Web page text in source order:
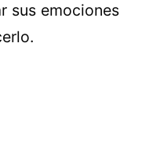
sus emociones